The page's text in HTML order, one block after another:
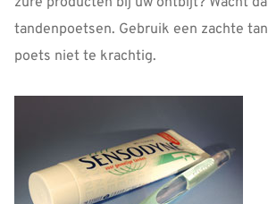
tandenpoetsen. Gebruik een zachte
poets niet te krachtig.